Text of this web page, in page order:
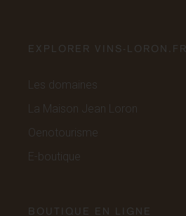
EXPLORER VINS-LORON.FR
Les domaines
La Maison Jean Loron
Oenotourisme
E-boutique
BOUTIQUE EN LIGNE